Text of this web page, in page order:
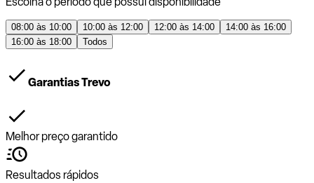
08:00 às 10:00 10:00 às 12:00 12:00 às 14:00
14:00 às 16:00
16:00 às 18:00
Todos
Garantias Trevo
Melhor preço garantido
Resultados rápidos